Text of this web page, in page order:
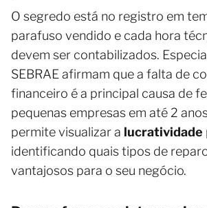
O segredo está no registro em
parafuso vendido e cada hora
devem ser contabilizados.
SEBRAE afirmam que a falta de
financeiro é a principal causa de
pequenas empresas em até 2
permite visualizar a lucratividade
identificando quais tipos de
vantajosos para o seu negócio.